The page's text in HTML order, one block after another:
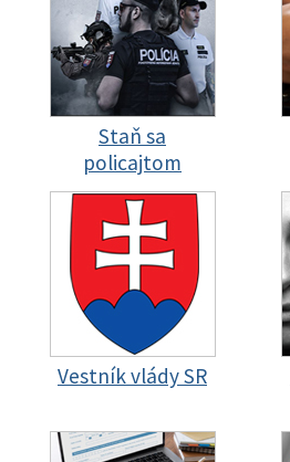
Staň sa
policajtom
Vestník vlády SR